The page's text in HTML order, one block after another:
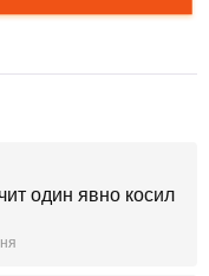
один явно косил